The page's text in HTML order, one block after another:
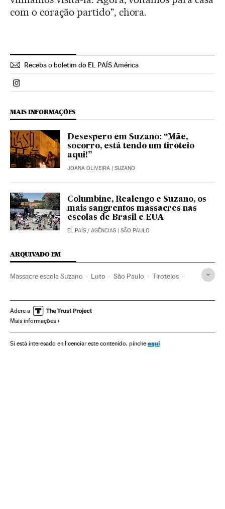
com o coração partido", chora.
Receba o boletim do EL PAÍS América
Politica El País Brasil en Instagram
MAIS INFORMAÇÕES
Desespero em Suzano: “Mãe,
socorro, está tendo um tiroteio
aqui!”
JOANA OLIVEIRA | SUZANO
Columbine, Realengo e Suzano, os
mais sangrentos massacres nas
escolas de Brasil e EUA
EL PAÍS / AGÊNCIAS | SÃO PAULO
ARQUIVADO EM
Massacre escola Suzano Luto São Paulo Tiroteios
América Latina América
Adere a
Mais informações
Si está interesado en licenciar este contenido, pinche aquí